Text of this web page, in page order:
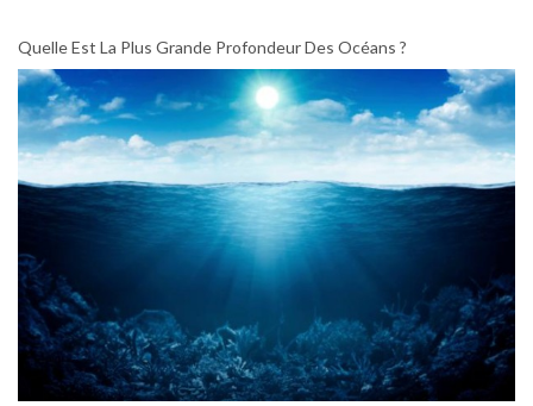
Quelle Est La Plus Grande Profondeur Des Océans ?